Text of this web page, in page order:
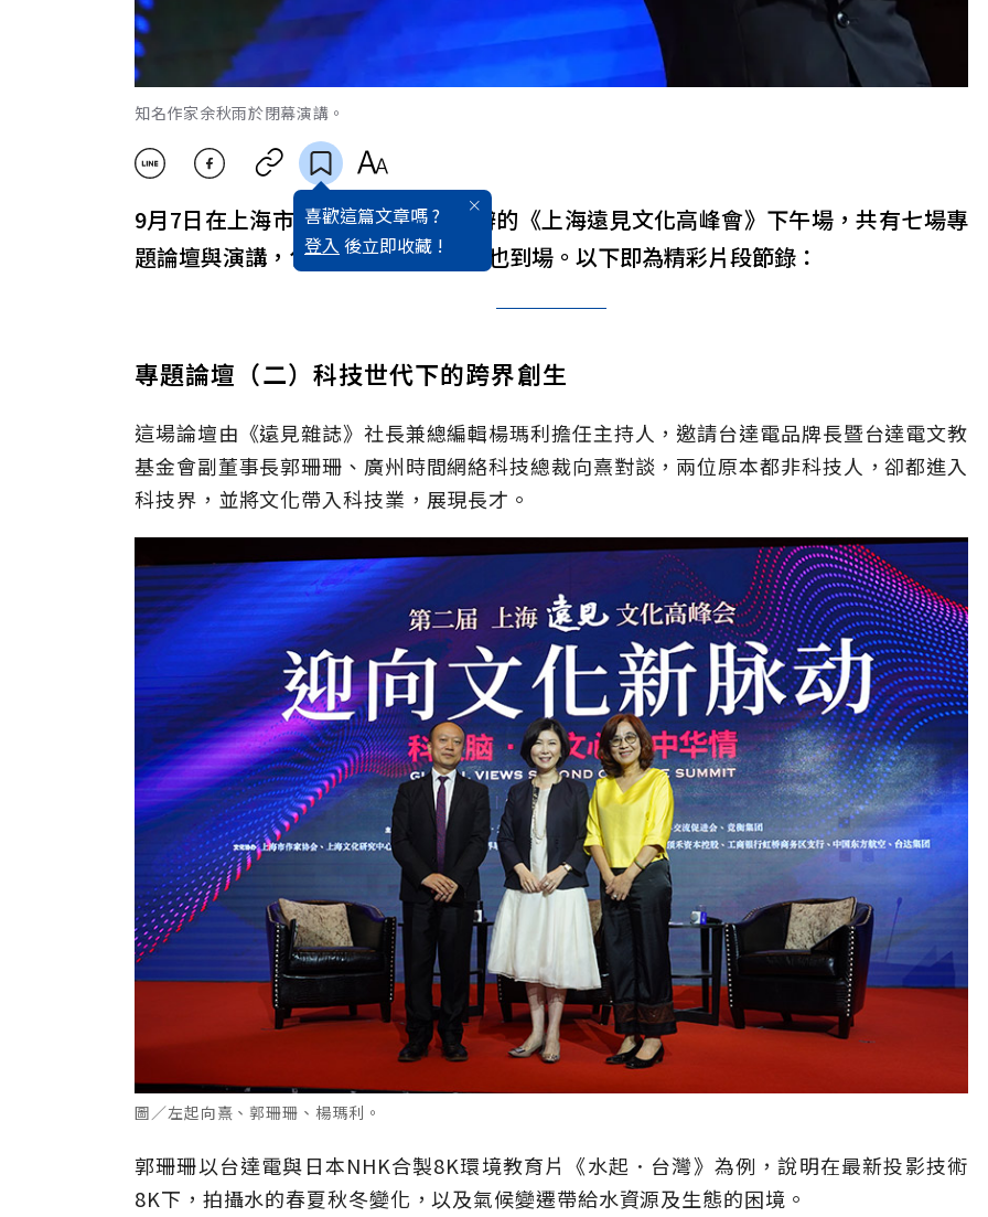
知名作家余秋雨於閉幕演講。
喜歡這篇文章嗎 ?
登入 後立即收藏 !
9月7日在上海市金山區假日酒店舉辦的《上海遠見文化高峰會》下午場，共有七場專
題論壇與演講，包括知名作家余秋雨也到場。以下即為精彩片段節錄：
專題論壇（二）科技世代下的跨界創生
這場論壇由《遠見雜誌》社長兼總編輯楊瑪利擔任主持人，邀請台達電品牌長暨台達電文教
基金會副董事長郭珊珊、廣州時間網絡科技總裁向熹對談，兩位原本都非科技人，卻都進入
科技界，並將文化帶入科技業，展現長才。
圖／左起向熹、郭珊珊、楊瑪利。
郭珊珊以台達電與日本NHK合製8K環境教育片《水起．台灣》為例，說明在最新投影技術
8K下，拍攝水的春夏秋冬變化，以及氣候變遷帶給水資源及生態的困境。